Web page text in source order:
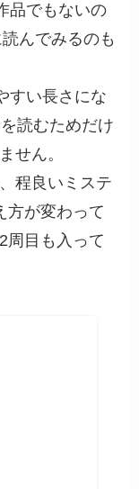
品でもないの
んでみるのも
すい長さにな
読むためだけ
せん。
程良いミステ
方が変わって
周目も入って